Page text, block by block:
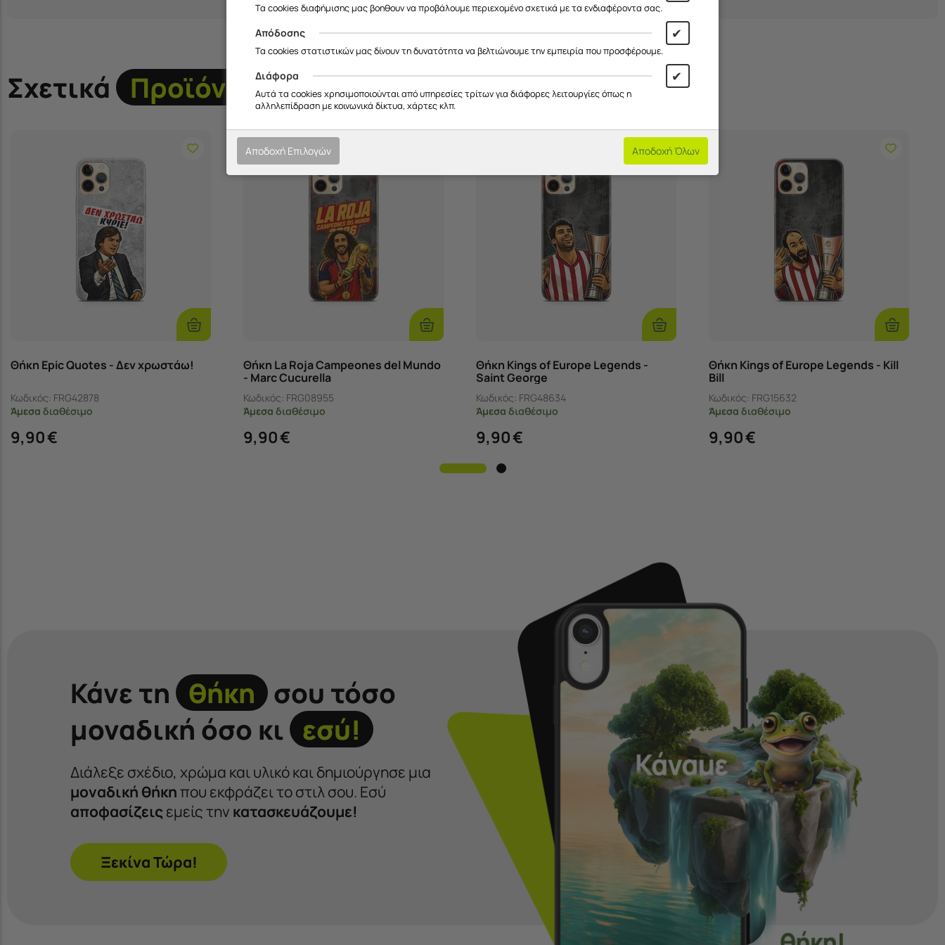
Σχετικά Προϊόντα
Επιλογές
Θήκη Epic Quotes - Δεν χρωστάω!
Κωδικός: FRG42878
Άμεσα διαθέσιμο
9,90€
Επιλογές
Θήκη La Roja Campeones del Mundo
- Marc Cucurella
Κωδικός: FRG08955
Άμεσα διαθέσιμο
9,90€
Επιλογές
Θήκη Kings of Europe Legends -
Saint George
Κωδικός: FRG48634
Άμεσα διαθέσιμο
9,90€
Επιλογές
Θήκη Kings of Europe Legends - Kill
Bill
Κωδικός: FRG15632
Άμεσα διαθέσιμο
9,90€
Κάνε τη θήκη σου τόσο
μοναδική όσο κι εσύ!
Διάλεξε σχέδιο, χρώμα και υλικό και δημιούργησε μια
μοναδική θήκηπου εκφράζει το στιλ σου. Εσύ
αποφασίζεις εμείς την κατασκευάζουμε!
Ξεκίνα Τώρα!
Τα cookies διαφήμισης μας βοηθουν να προβάλουμε περιεχομένο σχετικά με τα ενδιαφέροντα σας.
Απόδοσης ✔
Τα cookies στατιστικών μας δίνουν τη δυνατότητα να βελτιώνουμε την εμπειρία που προσφέρουμε.
Διάφορα ✔
Αυτά τα cookies χρησιμοποιούνται από υπηρεσίες τρίτων για διάφορες λειτουργίες όπως η
αλληλεπίδραση με κοινωνικά δίκτυα, χάρτες κλπ.
Αποδοχή Επιλογών Αποδοχή Όλων